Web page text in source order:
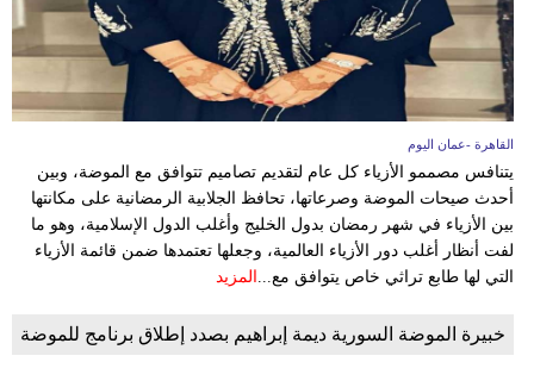
القاهرة -عمان اليوم
يتنافس مصممو الأزياء كل عام لتقديم تصاميم تتوافق مع الموضة، وبين
أحدث صيحات الموضة وصرعاتها، تحافظ الجلابية الرمضانية على مكانتها
بين الأزياء في شهر رمضان بدول الخليج وأغلب الدول الإسلامية، وهو ما
لفت أنظار أغلب دور الأزياء العالمية، وجعلها تعتمدها ضمن قائمة الأزياء
التي لها طابع تراثي خاص يتوافق مع...
المزيد
خبيرة الموضة السورية ديمة إبراهيم بصدد إطلاق برنامج للموضة